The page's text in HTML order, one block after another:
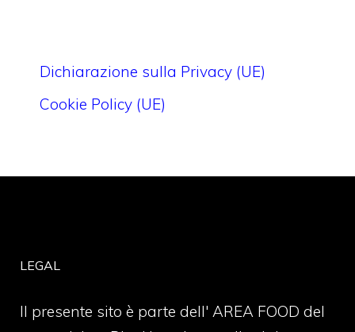
Dichiarazione sulla Privacy (UE)
Cookie Policy (UE)
LEGAL
Il presente sito è parte dell' AREA FOOD del